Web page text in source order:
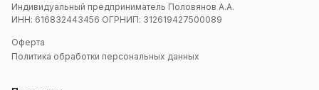
Индивидуальный предприниматель Половянов А.А.
ИНН: 616832443456 ОГРНИП: 312619427500089
Оферта
Политика обработки персональных данных